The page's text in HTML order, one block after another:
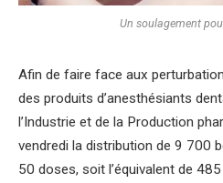
Un soulagement
Afin de faire face aux
des produits d’anesthésiants
l’Industrie et de la Production
vendredi la distribution de 9 700
50 doses, soit l’équivalent de